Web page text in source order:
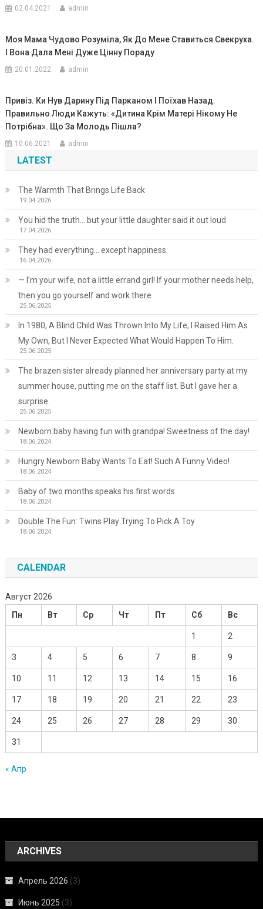
02.04.2021 admin
Моя Мама Чудово Розуміла, Як До Мене Ставиться Свекруха.
І Вона Дала Мені Дуже Цінну Пораду
20.01.2022 admin
Привіз. Ки Нув Дарину Під Парканом І Поїхав Назад.
Правильно Люди Кажуть: «Дитина Крім Матері Нікому Не
Потрібна». Що За Молодь Пішла?
10.06.2021 admin
LATEST
The Warmth That Brings Life Back
19.04.2026
You hid the truth… but your little daughter said it out loud
17.04.2026
They had everything… except happiness.
16.04.2026
— I’m your wife, not a little errand girl! If your mother needs help,
then you go yourself and work there
25.06.2025
In 1980, A Blind Child Was Thrown Into My Life; I Raised Him As
My Own, But I Never Expected What Would Happen To Him.
25.06.2025
The brazen sister already planned her anniversary party at my
summer house, putting me on the staff list. But I gave her a
surprise.
25.06.2025
Newborn baby having fun with grandpa! Sweetness of the day!
18.06.2024
Hungry Newborn Baby Wants To Eat! Such A Funny Video!
18.06.2024
Baby of two months speaks his first words
18.06.2024
Double The Fun: Twins Play Trying To Pick A Toy
18.06.2024
CALENDAR
Август 2026
Пн
Вт Ср Чт Пт Сб Вс
1 2
3 4 5 6 7 8 9
10 11 12 13 14 15 16
17 18 19 20 21 22 23
24 25 26 27 28 29 30
31
« Апр
ARCHIVES
Апрель 2026 (3)
Июнь 2025 (3)